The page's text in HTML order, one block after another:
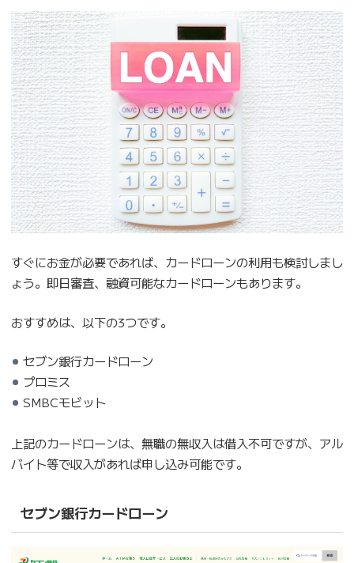
すぐにお金が必要であれば、カードローンの利用も検討しまし
ょう。即日審査、融資可能なカードローンもあります。
おすすめは、以下の3つです。
セブン銀行カードローン
プロミス
SMBCモビット
上記のカードローンは、無職の無収入は借入不可ですが、アル
バイト等で収入があれば申し込み可能です。
セブン銀行カードローン